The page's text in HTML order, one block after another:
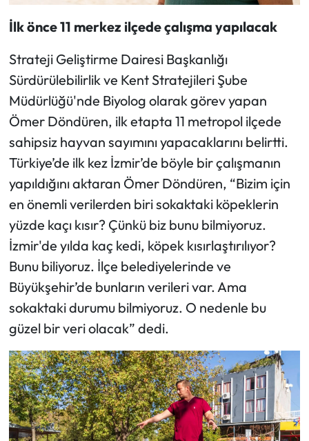
İlk önce 11 merkez ilçede çalışma yapılacak
Strateji Geliştirme Dairesi Başkanlığı
Sürdürülebilirlik ve Kent Stratejileri Şube
Müdürlüğü'nde Biyolog olarak görev yapan
Ömer Döndüren, ilk etapta 11 metropol ilçede
sahipsiz hayvan sayımını yapacaklarını belirtti.
Türkiye’de ilk kez İzmir’de böyle bir çalışmanın
yapıldığını aktaran Ömer Döndüren, “Bizim için
en önemli verilerden biri sokaktaki köpeklerin
yüzde kaçı kısır? Çünkü biz bunu bilmiyoruz.
İzmir'de yılda kaç kedi, köpek kısırlaştırılıyor?
Bunu biliyoruz. İlçe belediyelerinde ve
Büyükşehir’de bunların verileri var. Ama
sokaktaki durumu bilmiyoruz. O nedenle bu
güzel bir veri olacak” dedi.